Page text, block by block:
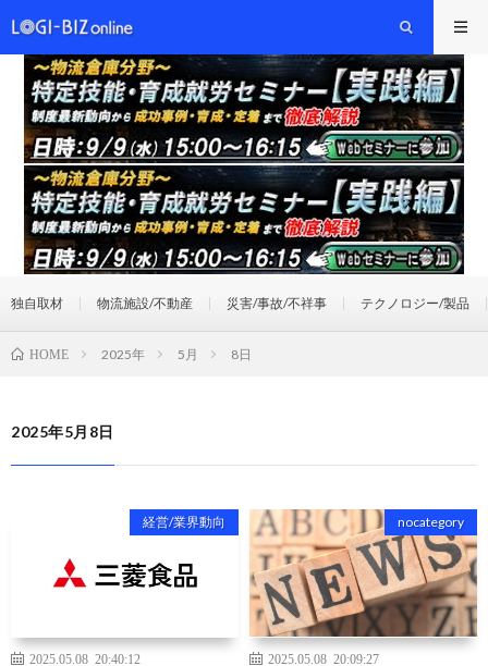
独自取材 物流施設/不動産 災害/事故/不祥事 テクノロジー/製品
HOME 2025年 5月 8日
2025年5月8日
経営/業界動向
2025.05.08 20:40:12
nocategory
2025.05.08 20:09:27